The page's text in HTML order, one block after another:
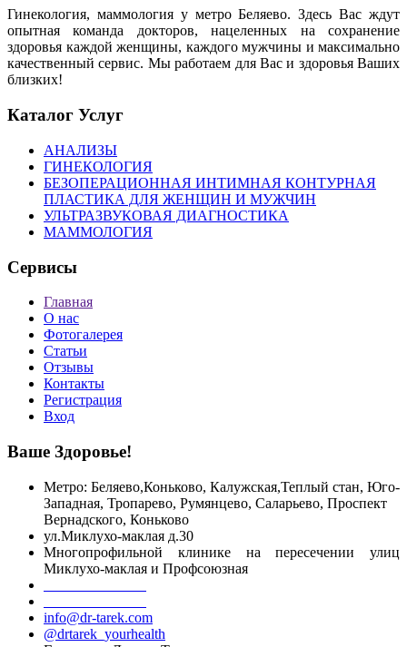
Гинекология, маммология у метро Беляево. Здесь Вас ждут
опытная команда докторов, нацеленных на сохранение
здоровья каждой женщины, каждого мужчины и максимально
качественный сервис. Мы работаем для Вас и здоровья Ваших
близких!
Каталог Услуг
АНАЛИЗЫ
ГИНЕКОЛОГИЯ
БЕЗОПЕРАЦИОННАЯ ИНТИМНАЯ КОНТУРНАЯ
ПЛАСТИКА ДЛЯ ЖЕНЩИН И МУЖЧИН
УЛЬТРАЗВУКОВАЯ ДИАГНОСТИКА
МАММОЛОГИЯ
Сервисы
Главная
О нас
Фотогалерея
Статьи
Отзывы
Контакты
Регистрация
Вход
Ваше Здоровье!
Метро: Беляево,Коньково, Калужская,Теплый стан, Юго-
Западная, Тропарево, Румянцево, Саларьево, Проспект
Вернадского, Коньково
ул.Миклухо-маклая д.30
Многопрофильной клинике на пересечении улиц
Миклухо-маклая и Профсоюзная
info@dr-tarek.com
@drtarek_yourhealth